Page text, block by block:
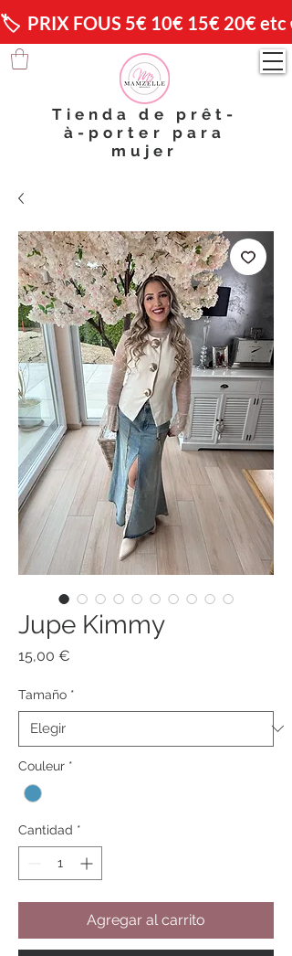
🏷️  PRIX FOUS 5€ 10€ 15€ 20€ etc
Tienda de prêt-
à-porter para
mujer
Jupe Kimmy
15,00 €
Tamaño *
Couleur *
Cantidad *
Agregar al carrito